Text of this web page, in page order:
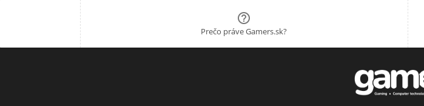

Prečo práve Gamers.sk?